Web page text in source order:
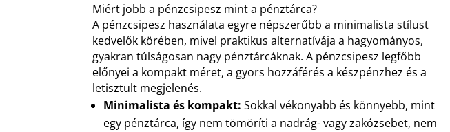
Miért jobb a pénzcsipesz mint a pénztárca?
A pénzcsipesz használata egyre népszerűbb a minimalista stílust
kedvelők körében, mivel praktikus alternatívája a hagyományos,
gyakran túlságosan nagy pénztárcáknak. A pénzcsipesz legfőbb
előnyei a kompakt méret, a gyors hozzáférés a készpénzhez és a
letisztult megjelenés.
Minimalista és kompakt: Sokkal vékonyabb és könnyebb, mint
egy pénztárca, így nem tömöríti a nadrág- vagy zakózsebet, nem